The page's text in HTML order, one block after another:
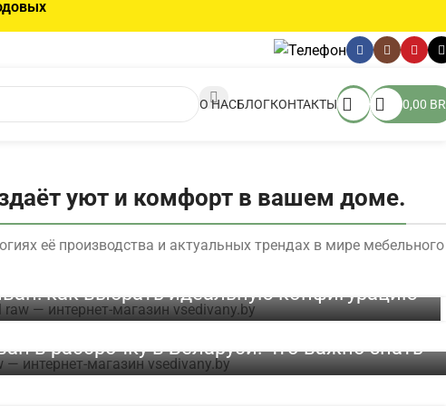
О НАСБЛОГКОНТАКТЫ 0,00 BR
уют и комфорт в вашем доме.
её производства и актуальных трендах в мире мебельного
как выбрать идеальную конфигурацию
в рассрочку в Беларуси: что важно знать